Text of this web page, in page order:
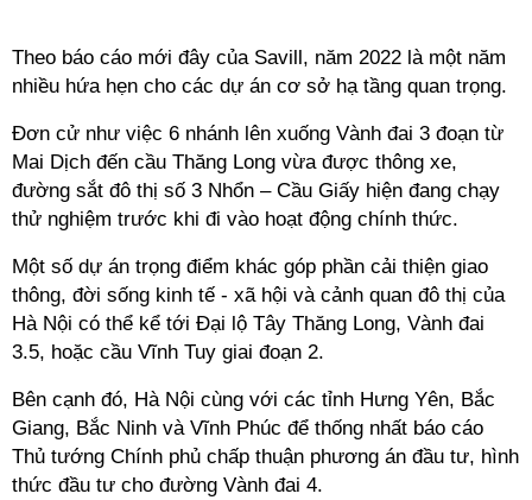
Theo báo cáo mới đây của Savill, năm 2022 là một năm
nhiều hứa hẹn cho các dự án cơ sở hạ tầng quan trọng.
Đơn cử như việc 6 nhánh lên xuống Vành đai 3 đoạn từ
Mai Dịch đến cầu Thăng Long vừa được thông xe,
đường sắt đô thị số 3 Nhổn – Cầu Giấy hiện đang chạy
thử nghiệm trước khi đi vào hoạt động chính thức.
Một số dự án trọng điểm khác góp phần cải thiện giao
thông, đời sống kinh tế - xã hội và cảnh quan đô thị của
Hà Nội có thể kể tới Đại lộ Tây Thăng Long, Vành đai
3.5, hoặc cầu Vĩnh Tuy giai đoạn 2.
Bên cạnh đó, Hà Nội cùng với các tỉnh Hưng Yên, Bắc
Giang, Bắc Ninh và Vĩnh Phúc để thống nhất báo cáo
Thủ tướng Chính phủ chấp thuận phương án đầu tư, hình
thức đầu tư cho đường Vành đai 4.